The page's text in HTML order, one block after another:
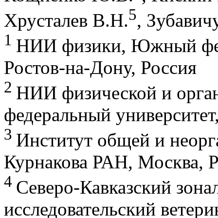
Т.Е. Кокина, Е.С. Васильев, Л.А.
Комплексы серебра(I) c производными
нопинан-аннелированных 4-аза- и 4,5-диазафлуорена
Е.И. Войт, Н.А. Диденко
Строение и колебательные спектры фторидоцирконатов
калия и аммония
А.А. Денисова, С.И. Каргов, П.Д. Перфильев,
Анализ атомных вкладов в энергию в кластерах воды:
Хрусталев В.Н.5,
1 НИИ физики, Южный
Ростов-на-Дону, Россия
2 НИИ физической и
федеральный
3 Институт общей и
Курнакова РАН, Москва,
4 Северо-Кавказский
исследовательский